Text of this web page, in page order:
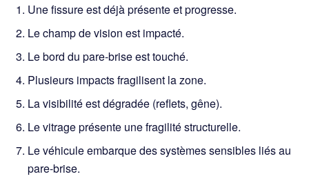
Une fissure est déjà présente et progresse.
Le champ de vision est impacté.
Le bord du pare-brise est touché.
Plusieurs impacts fragilisent la zone.
La visibilité est dégradée (reflets, gêne).
Le vitrage présente une fragilité structurelle.
Le véhicule embarque des systèmes sensibles liés au
pare-brise.